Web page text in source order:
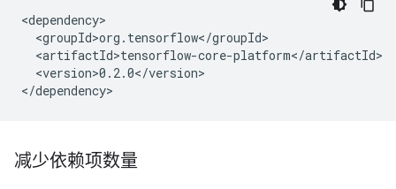
<version>0.2.0</version>
减少依赖项数量